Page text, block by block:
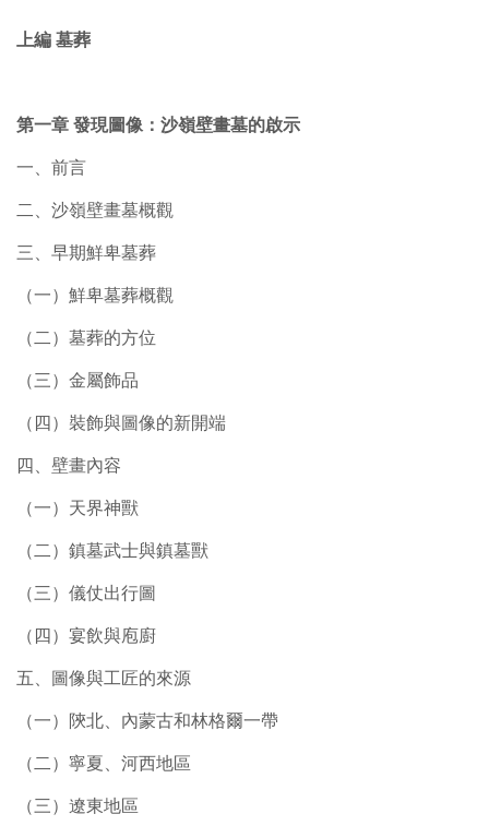
上編 墓葬
第一章 發現圖像：沙嶺壁畫墓的啟示
一、前言
二、沙嶺壁畫墓概觀
三、早期鮮卑墓葬
（一）鮮卑墓葬概觀
（二）墓葬的方位
（三）金屬飾品
（四）裝飾與圖像的新開端
四、壁畫內容
（一）天界神獸
（二）鎮墓武士與鎮墓獸
（三）儀仗出行圖
（四）宴飲與庖廚
五、圖像與工匠的來源
（一）陝北、內蒙古和林格爾一帶
（二）寧夏、河西地區
（三）遼東地區